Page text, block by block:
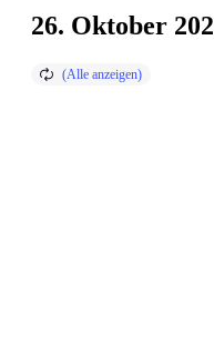
26. Oktober